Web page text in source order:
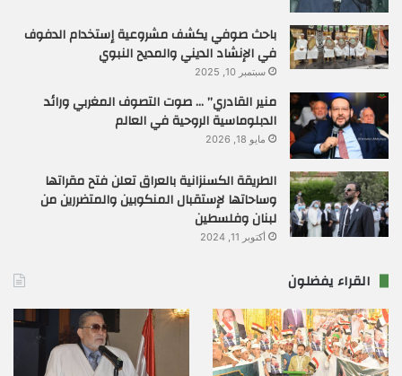
باحث صوفي يكشف مشروعية إستخدام الدفوف
في الإنشاد الديني والمديح النبوي
سبتمبر 10, 2025
منير القادري” … صوت التصوف المغربي ورائد
الدبلوماسية الروحية في العالم
مايو 18, 2026
الطريقة الكسنزانية بالعراق تعلن فتح مقراتها
وساحاتها لإستقبال المنكوبين والمتضررين من
لبنان وفلسطين
أكتوبر 11, 2024
القراء يفضلون